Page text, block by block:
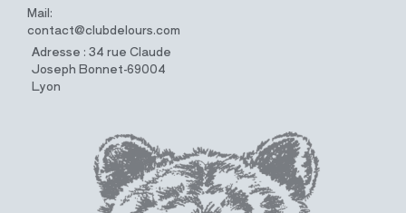
Mail:
contact@clubdelours.com
Adresse : 34 rue Claude
Joseph Bonnet-69004
Lyon